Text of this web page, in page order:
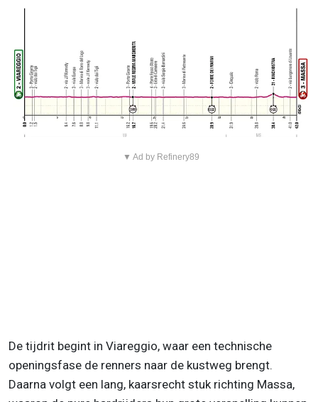
▼ Ad by Refinery89
De tijdrit begint in Viareggio, waar een technische
openingsfase de renners naar de kustweg brengt.
Daarna volgt een lang, kaarsrecht stuk richting Massa,